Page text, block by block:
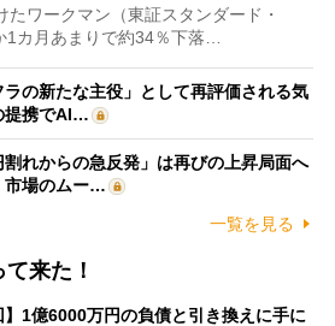
ワークマン（東証スタンダード・
カ月あまりで約34％下落…
の新たな主役」として再評価される気
提携でAI…
れからの急反発」は再びの上昇局面へ
場のムー…
一覧を見る
来た！
】1億6000万円の負債と引き換えに手に